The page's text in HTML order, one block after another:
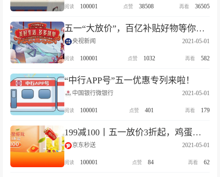
100001 38508 36505
五一“大放价”，百亿补贴好物等你来“拼”！
央视新闻 2021-05-01
100001 1032 582
“中行APP号”五一优惠专列来啦！
中国银行微银行 2021-05-01
100001 401 179
199减100丨五一放价3折起，鸡蛋低至0.01！
京东秒送 2021-05-01
100001 84 62